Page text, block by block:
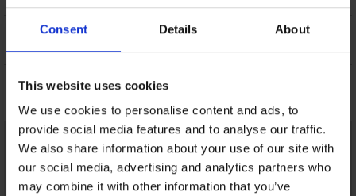
Consent Details About
This website uses cookies
We use cookies to personalise content and ads, to
provide social media features and to analyse our traffic.
We also share information about your use of our site with
our social media, advertising and analytics partners who
may combine it with other information that you’ve
ΣΥΝΤΗΡΗΣΗ ΚΑΙ ΠΛΥΣΗ
Η ΜΆΡΚΑ
Μπορεί να σας αρέσει